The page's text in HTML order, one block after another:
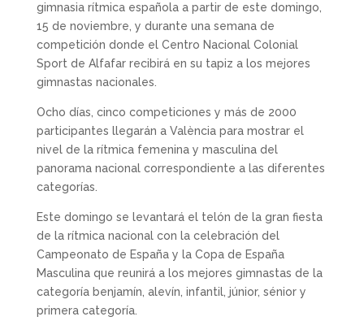
gimnasia rítmica española a partir de este domingo,
15 de noviembre, y durante una semana de
competición donde el Centro Nacional Colonial
Sport de Alfafar recibirá en su tapiz a los mejores
gimnastas nacionales.
Ocho días, cinco competiciones y más de 2000
participantes llegarán a València para mostrar el
nivel de la rítmica femenina y masculina del
panorama nacional correspondiente a las diferentes
categorías.
Este domingo se levantará el telón de la gran fiesta
de la rítmica nacional con la celebración del
Campeonato de España y la Copa de España
Masculina que reunirá a los mejores gimnastas de la
categoría benjamín, alevín, infantil, júnior, sénior y
primera categoría.